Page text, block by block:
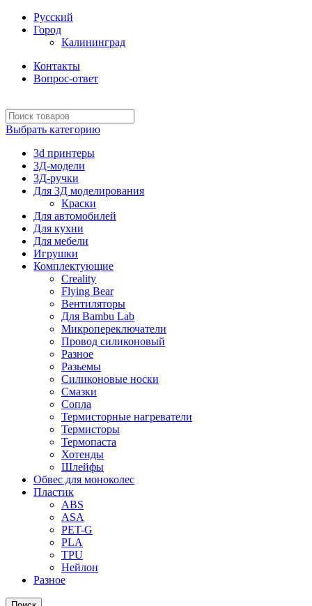
Русский
Город
Калининград
Контакты
Вопрос-ответ
Выбрать категорию
3d принтеры
3Д-модели
3Д-ручки
Для 3Д моделирования
Краски
Для автомобилей
Для кухни
Для мебели
Игрушки
Комплектующие
Creality
Flying Bear
Вентиляторы
Для Bambu Lab
Микропереключатели
Провод силиконовый
Разное
Разьемы
Силиконовые носки
Смазки
Сопла
Термисторные нагреватели
Термисторы
Термопаста
Хотенды
Шлейфы
Обвес для моноколес
Пластик
ABS
ASA
PET-G
PLA
TPU
Нейлон
Разное